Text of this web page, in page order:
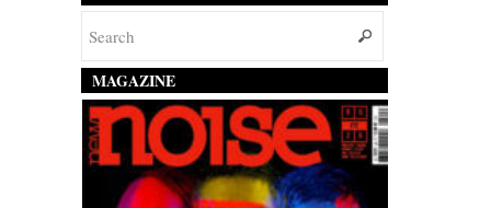
MAGAZINE